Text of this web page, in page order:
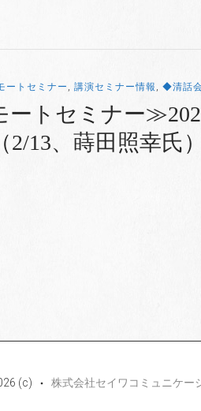
ートセミナー , 講演セミナー情報 , ◆清話
トセミナー
2/13、蒔田照幸氏
(c) 株式会社セイワコミュニケー